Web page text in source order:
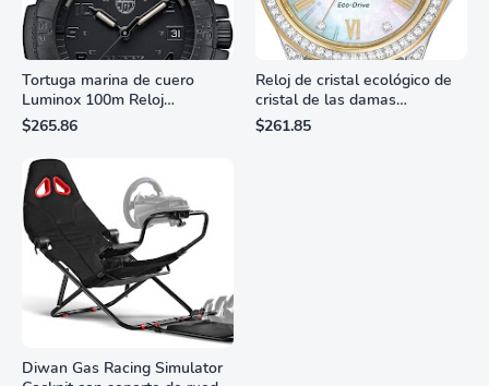
Tortuga marina de cuero
Luminox 100m Reloj
analógico de cuarzo
resistente al agua
$265.86
Reloj de cristal ecológico de
cristal de las damas
ciudadanas, 3 manos,
marcadores de números
$261.85
Diwan Gas Racing Simulator